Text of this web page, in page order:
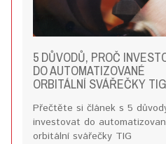
5 DŮVODŮ, PROČ
DO AUTOMATIZOVANÉ
ORBITÁLNÍ SVÁŘEČKY TIG
Přečtěte si článek s 5
investovat do
orbitální svářečky TIG